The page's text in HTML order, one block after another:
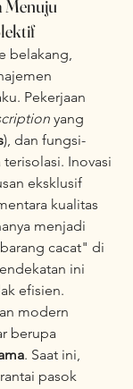
Menuju
belakang,
Pekerjaan
yang
), dan fungsi-
Inovasi
eksklusif
kualitas
menjadi
cacat" di
ini
efisien.
modern
berupa
. Saat ini,
pasok